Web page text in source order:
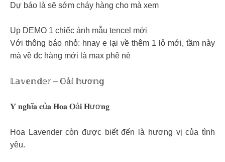
Dự báo là sẽ sớm cháy hàng cho mà xem
Up DEMO 1 chiếc ảnh mẫu tencel mới
Với thông báo nhỏ: hnay e lại về thêm 1 lô mới, tầm này
mà về đc hàng mới là max phê nè
𝕃𝕒𝕧𝕖𝕟𝕕𝕖𝕣 – 𝕆ả𝕚 𝕙ươ𝕟𝕘
𝐘́ 𝐧𝐠𝐡ĩ𝐚 𝐜ủ𝐚 𝐇𝐨𝐚 𝐎ả𝐢 𝐇ươ𝐧𝐠
Hoa Lavender còn được biết đến là hương vị của tình
yêu.